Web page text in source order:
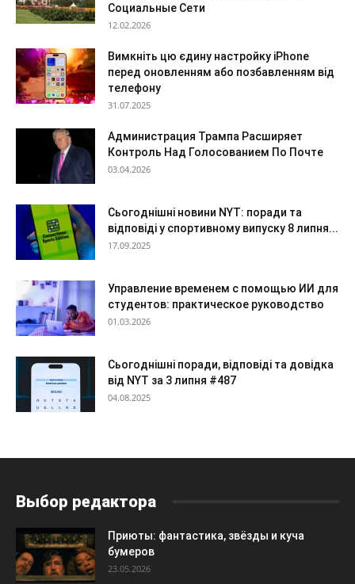
Социальные Сети
12.02.2026
Вимкніть цю єдину настройку iPhone
перед оновленням або позбавленням від
телефону
31.07.2025
Администрация Трампа Расширяет
Контроль Над Голосованием По Почте
03.04.2026
Сьогоднішні новини NYT: поради та
відповіді у спортивному випуску 8 липня...
17.09.2025
Управление временем с помощью ИИ для
студентов: практическое руководство
01.03.2026
Сьогоднішні поради, відповіді та довідка
від NYT за 3 липня #487
04.08.2025
Выбор редактора
Приюты: фантастика, звёзды и куча
бумеров
23.05.2026